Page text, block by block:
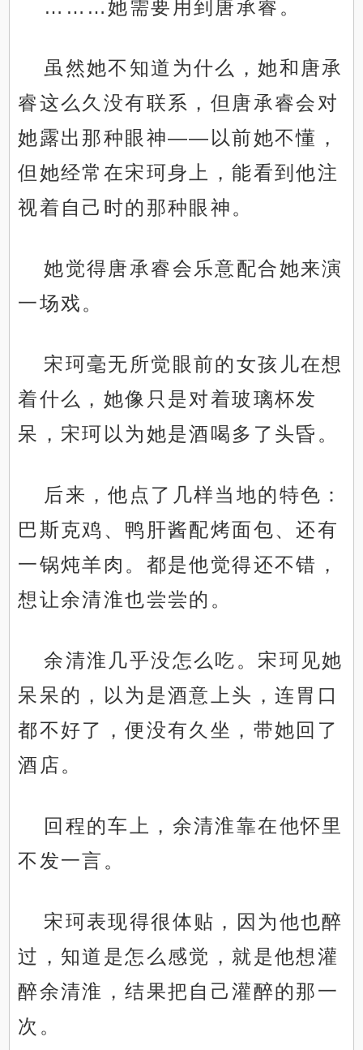
………她需要用到唐承睿。
虽然她不知道为什么，她和唐承
睿这么久没有联系，但唐承睿会对
她露出那种眼神——以前她不懂，
但她经常在宋珂身上，能看到他注
视着自己时的那种眼神。
她觉得唐承睿会乐意配合她来演
一场戏。
宋珂毫无所觉眼前的女孩儿在想
着什么，她像只是对着玻璃杯发
呆，宋珂以为她是酒喝多了头昏。
后来，他点了几样当地的特色：
巴斯克鸡、鸭肝酱配烤面包、还有
一锅炖羊肉。都是他觉得还不错，
想让余清淮也尝尝的。
余清淮几乎没怎么吃。宋珂见她
呆呆的，以为是酒意上头，连胃口
都不好了，便没有久坐，带她回了
酒店。
回程的车上，余清淮靠在他怀里
不发一言。
宋珂表现得很体贴，因为他也醉
过，知道是怎么感觉，就是他想灌
醉余清淮，结果把自己灌醉的那一
次。